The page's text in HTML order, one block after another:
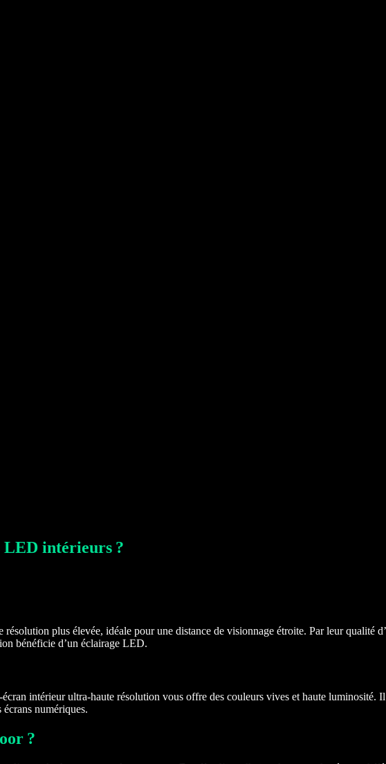
LED intérieurs ?
plus élevée, idéale pour une distance de visionnage étroite. Par leur qualité
bénéficie d’un éclairage LED.
intérieur ultra-haute résolution vous offre des couleurs vives et haute luminosité.
numériques.
?